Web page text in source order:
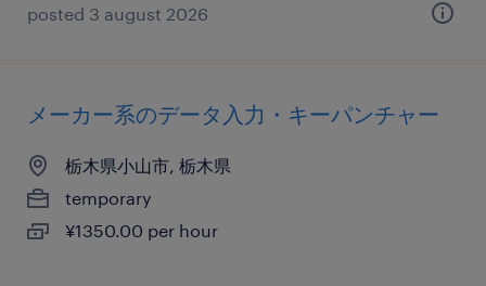
posted 3 august 2026
メーカー系のデータ入力・キーパンチャー
栃木県小山市, 栃木県
temporary
¥1350.00 per hour